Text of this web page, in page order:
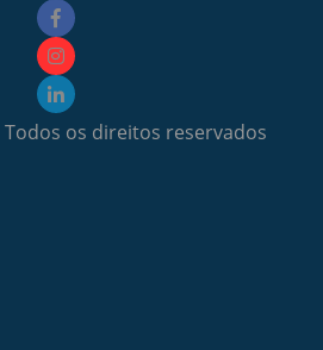
Todos os direitos reservados